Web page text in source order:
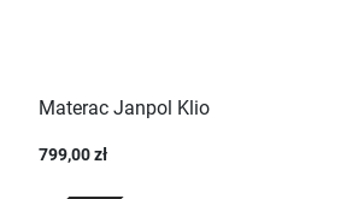
Materac Janpol Klio
799,00 zł